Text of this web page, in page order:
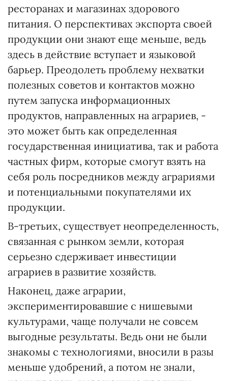
ресторанах и магазинах здорового
питания. О перспективах экспорта своей
продукции они знают еще меньше, ведь
здесь в действие вступает и языковой
барьер. Преодолеть проблему нехватки
полезных советов и контактов можно
путем запуска информационных
продуктов, направленных на аграриев, -
это может быть как определенная
государственная инициатива, так и работа
частных фирм, которые смогут взять на
себя роль посредников между аграриями
и потенциальными покупателями их
продукции.
В-третьих, существует неопределенность,
связанная с рынком земли, которая
серьезно сдерживает инвестиции
аграриев в развитие хозяйств.
Наконец, даже аграрии,
экспериментировавшие с нишевыми
культурами, чаще получали не совсем
выгодные результаты. Ведь они не были
знакомы с технологиями, вносили в разы
меньше удобрений, а потом не знали,